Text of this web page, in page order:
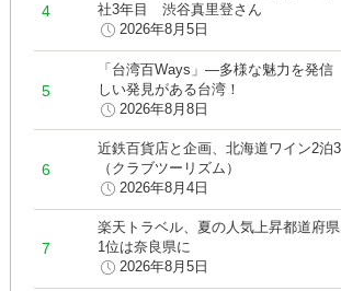
社3年目 渋谷真里登さん
2026年8月5日
「台湾百Ways」―多様な魅力を発
しい発見がある台湾！
2026年8月8日
近鉄百貨店と企画、北海道ワイン2泊
（クラブツーリズム）
2026年8月4日
楽天トラベル、夏の人気上昇都道府
1位は奈良県に
2026年8月5日